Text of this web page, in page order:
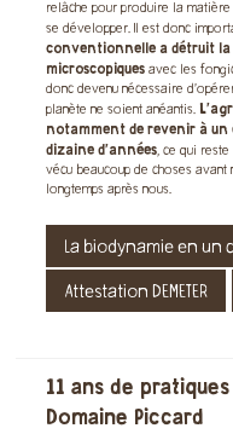
relâche pour produire la
se développer. Il est donc
conventionnelle a détruit la
microscopiques avec les
donc devenu nécessaire
planète ne soient anéantis.
notamment de revenir à un
dizaine d'années, ce qui
vécu beaucoup de choses
longtemps après nous.
La biodynamie en un
Attestation DEMETER
11 ans de
Domaine Piccard